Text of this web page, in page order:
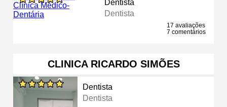
Dentista
Dentista
17 avaliações
7 comentários
CLINICA RICARDO SIMÕES
Dentista
Dentista